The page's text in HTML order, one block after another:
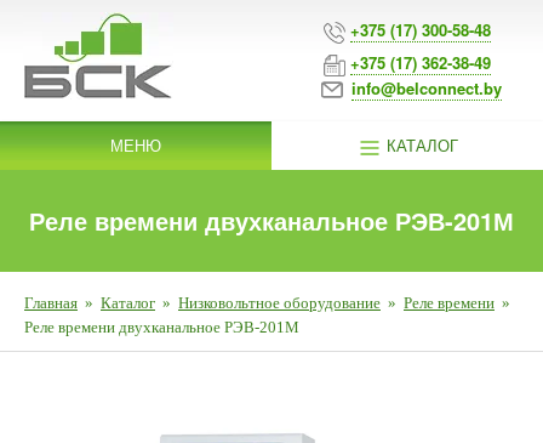
+375 (17) 300-58-48
+375 (17) 362-38-49
info@belconnect.by
МЕНЮ КАТАЛОГ
Реле времени двухканальное РЭВ-201М
Главная » Каталог » Низковольтное оборудование » Реле времени »
Реле времени двухканальное РЭВ-201М